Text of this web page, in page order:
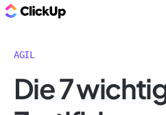
AGIL
Die 7